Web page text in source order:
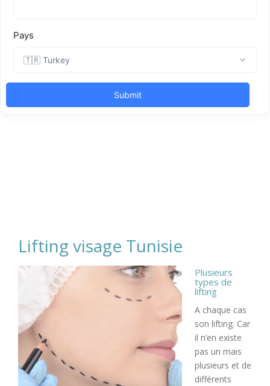
Lifting visage Tunisie
Plusieurs
types de
lifting
A chaque cas
son lifting. Car
il n’en existe
pas un mais
plusieurs et de
différents